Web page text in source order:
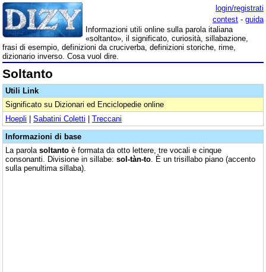
login/registrati
contest - guida
Informazioni utili online sulla parola italiana
«soltanto», il significato, curiosità, sillabazione,
frasi di esempio, definizioni da cruciverba, definizioni storiche, rime,
dizionario inverso. Cosa vuol dire.
Soltanto
Utili Link
Significato su Dizionari ed Enciclopedie online
Hoepli | Sabatini Coletti | Treccani
Informazioni di base
La parola soltanto è formata da otto lettere, tre vocali e cinque
consonanti. Divisione in sillabe: sol-tàn-to . È un trisillabo piano (accento
sulla penultima sillaba).